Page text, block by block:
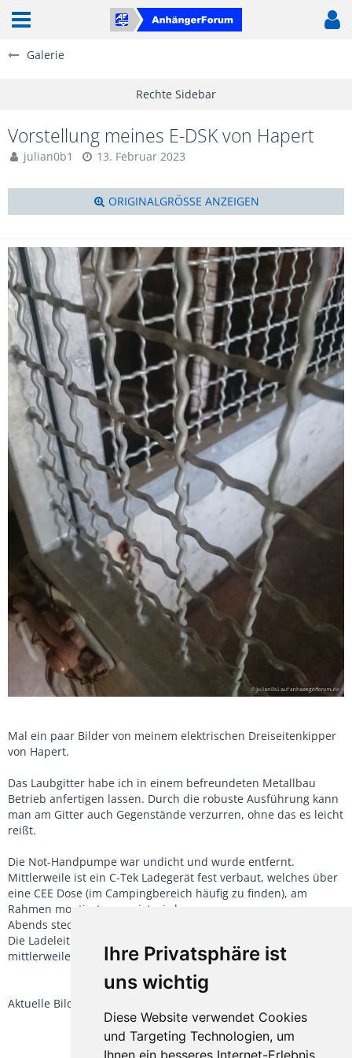
Ihre Privatsphäre ist
uns wichtig
Diese Website verwendet Cookies
und Targeting Technologien, um
Ihnen ein besseres Internet-Erlebnis
Galerie
Vorstellung meines E-DSK von Hapert
julian0b1 13. Februar 2023
ORIGINALGRÖSSE ANZEIGEN
Mal ein paar Bilder von meinem elektrischen Dreiseitenkipper
von Hapert.
Das Laubgitter habe ich in einem befreundeten Metallbau
Betrieb anfertigen lassen. Durch die robuste Ausführung kann
man am Gitter auch Gegenstände verzurren, ohne das es leicht
reißt.
Die Not-Handpumpe war undicht und wurde entfernt.
Mittlerweile ist ein C-Tek Ladegerät fest verbaut, welches über
eine CEE Dose (im Campingbereich häufig zu finden), am
Rahmen montiert, gespeist wird.
Abends stecker rein, und das wars.
Die Ladeleitung über die 13 polige Dose ist ebenfalls
mittlerweile angeschlossen.
Aktuelle Bilder folgen in etwa 2 Wochen nach meinem Urlaub.